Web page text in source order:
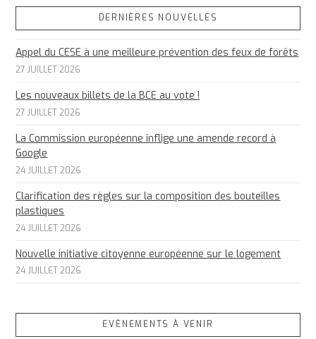
DERNIÈRES NOUVELLES
Appel du CESE à une meilleure prévention des feux de forêts
27 JUILLET 2026
Les nouveaux billets de la BCE au vote !
27 JUILLET 2026
La Commission européenne inflige une amende record à
Google
24 JUILLET 2026
Clarification des règles sur la composition des bouteilles
plastiques
24 JUILLET 2026
Nouvelle initiative citoyenne européenne sur le logement
24 JUILLET 2026
EVÈNEMENTS À VENIR